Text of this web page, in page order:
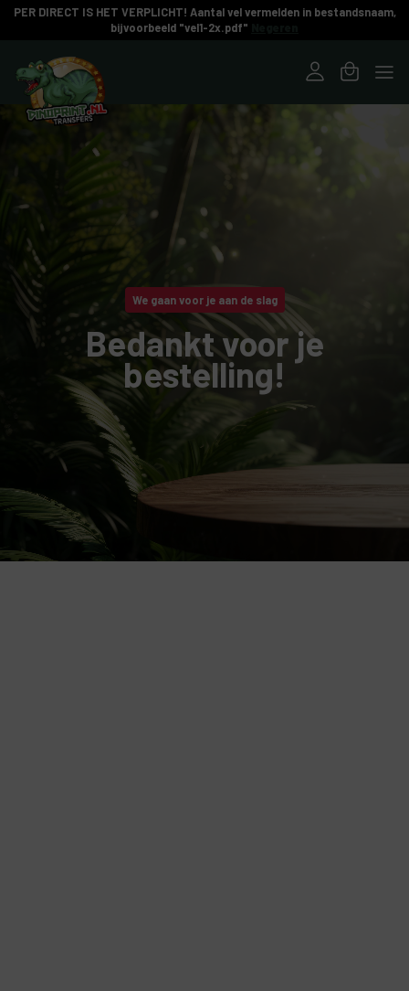
PER DIRECT IS HET VERPLICHT! Aantal vel vermelden in bestandsnaam,
bijvoorbeeld "vel1-2x.pdf"
We gaan voor je aan de slag
Bedankt voor je
bestelling!